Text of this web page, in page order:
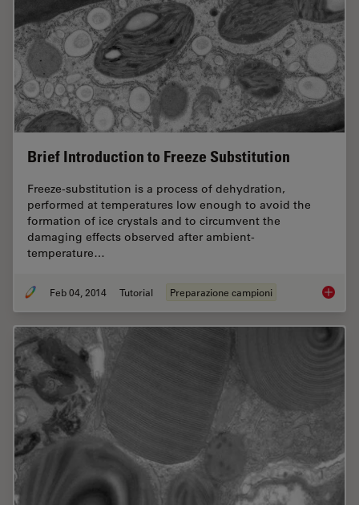
Brief Introduction to Freeze Substitution
Freeze-substitution is a process of dehydration,
performed at temperatures low enough to avoid the
formation of ice crystals and to circumvent the
damaging effects observed after ambient-
temperature…
Feb 04, 2014 Tutorial Preparazione campioni Brief